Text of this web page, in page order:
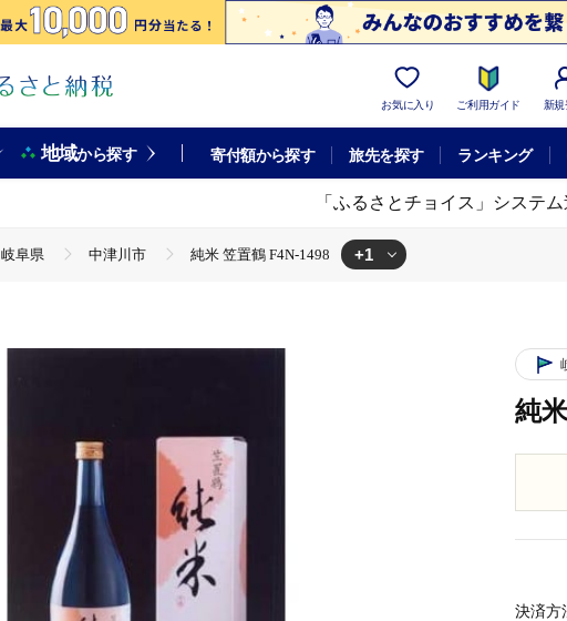
お気に入り ご利用ガイド 新規
地域から探す 寄付額から探す 旅先を探す ランキング
「ふるさとチョイス」システ
岐阜県 中津川市 純米 笠置鶴 F4N-1498 +1
純
決済方